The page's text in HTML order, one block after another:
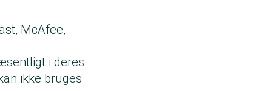
McAfee,
i deres
ikke bruges